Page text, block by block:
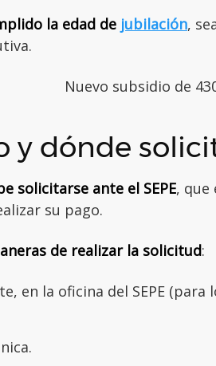
la edad de jubilación,
y dónde
solicitarse ante el SEPE, que
su pago.
de realizar la solicitud:
en la oficina del SEPE (para